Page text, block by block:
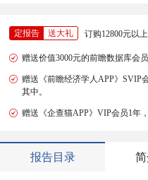
定报告 送大礼 订购12800元以
赠送价值3000元的前瞻数据库会
赠送《前瞻经济学人APP》SVIP
其中。
赠送《企查猫APP》VIP会员1年
报告目录